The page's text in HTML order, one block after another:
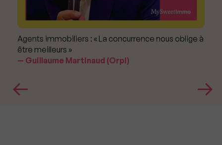
Agents immobiliers : « La concurrence nous oblige à
être meilleurs »
Guillaume Martinaud (Orpi)